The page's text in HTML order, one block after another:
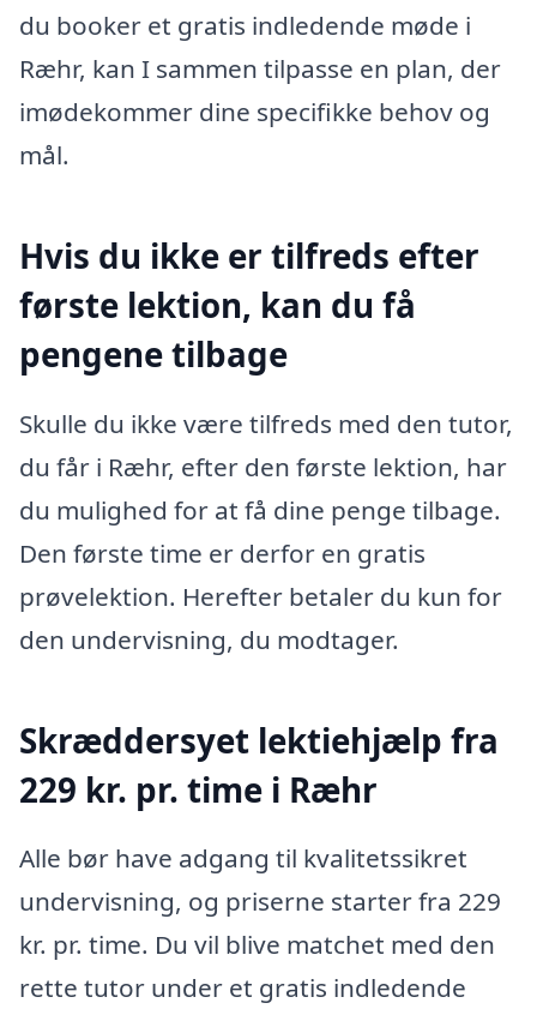
du booker et gratis indledende møde i
Ræhr, kan I sammen tilpasse en plan, der
imødekommer dine specifikke behov og
mål.
Hvis du ikke er tilfreds efter
første lektion, kan du få
pengene tilbage
Skulle du ikke være tilfreds med den tutor,
du får i Ræhr, efter den første lektion, har
du mulighed for at få dine penge tilbage.
Den første time er derfor en gratis
prøvelektion. Herefter betaler du kun for
den undervisning, du modtager.
Skræddersyet lektiehjælp fra
229 kr. pr. time i Ræhr
Alle bør have adgang til kvalitetssikret
undervisning, og priserne starter fra 229
kr. pr. time. Du vil blive matchet med den
rette tutor under et gratis indledende